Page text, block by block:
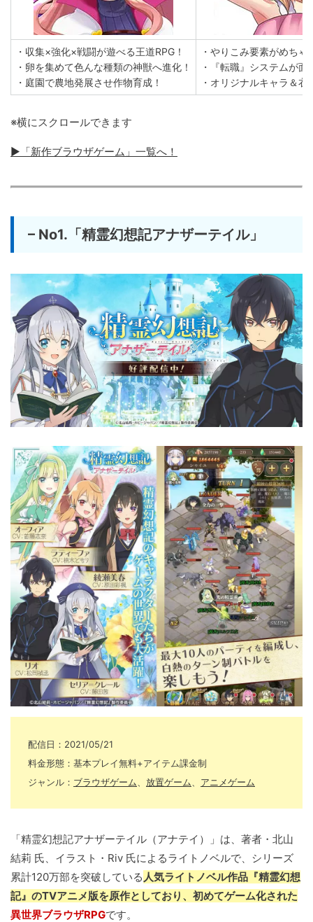
・収集×強化×戦闘が遊べる王道RPG！
・卵を集めて色んな種類の神獣へ進化！
・庭園で農地発展させ作物育成！
・やりこみ要素がめちゃ
・『転職』システムが面
・オリジナルキャラ＆衣
※横にスクロールできます
▶「新作ブラウザゲーム」一覧へ！
– No1.「精霊幻想記アナザーテイル」
配信日：2021/05/21
料金形態：基本プレイ無料+アイテム課金制
ジャンル： ブラウザゲーム 放置ゲーム アニメゲーム
「精霊幻想記アナザーテイル（アナテイ）」は、著者・北山
結莉 氏、イラスト・Riv 氏によるライトノベルで、シリーズ
累計120万部を突破している 人気ライトノベル作品『精霊幻想
記』のTVアニメ版を原作としており、初めてゲーム化された
異世界ブラウザRPGです。